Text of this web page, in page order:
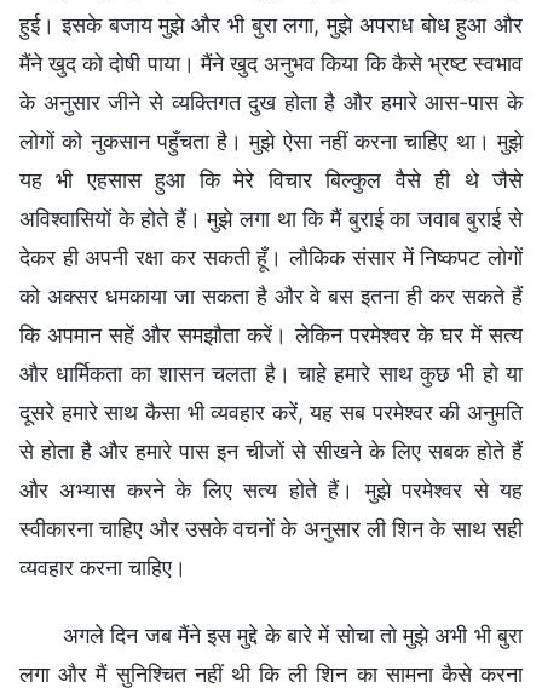
हुई। इसके बजाय मुझे और भी बुरा लगा, मुझे अपराध बोध हुआ और
मैंने खुद को दोषी पाया। मैंने खुद अनुभव किया कि कैसे भ्रष्ट स्वभाव
के अनुसार जीने से व्यक्तिगत दुख होता है और हमारे आस-पास के
लोगों को नुकसान पहुँचता है। मुझे ऐसा नहीं करना चाहिए था। मुझे
यह भी एहसास हुआ कि मेरे विचार बिल्कुल वैसे ही थे जैसे
अविश्वासियों के होते हैं। मुझे लगा था कि मैं बुराई का जवाब बुराई से
देकर ही अपनी रक्षा कर सकती हूँ। लौकिक संसार में निष्कपट लोगों
को अक्सर धमकाया जा सकता है और वे बस इतना ही कर सकते हैं
कि अपमान सहें और समझौता करें। लेकिन परमेश्वर के घर में सत्य
और धार्मिकता का शासन चलता है। चाहे हमारे साथ कुछ भी हो या
दूसरे हमारे साथ कैसा भी व्यवहार करें, यह सब परमेश्वर की अनुमति
से होता है और हमारे पास इन चीजों से सीखने के लिए सबक होते हैं
और अभ्यास करने के लिए सत्य होते हैं। मुझे परमेश्वर से यह
स्वीकारना चाहिए और उसके वचनों के अनुसार ली शिन के साथ सही
व्यवहार करना चाहिए।
अगले दिन जब मैंने इस मुद्दे के बारे में सोचा तो मुझे अभी भी बुरा
लगा और मैं सुनिश्चित नहीं थी कि ली शिन का सामना कैसे करना